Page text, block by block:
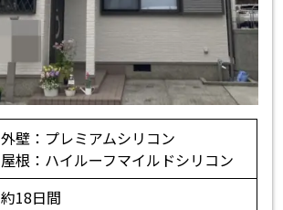
外壁：プレミアムシリコン
屋根：ハイルーフマイルドシリコン
約18日間